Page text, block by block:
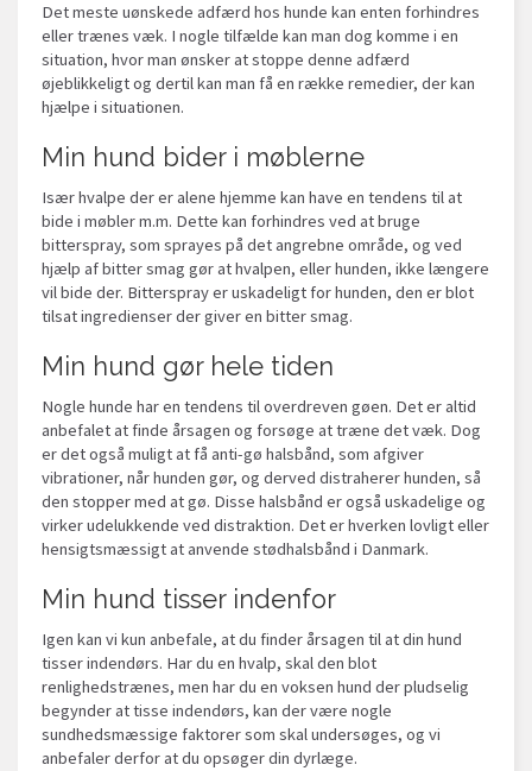
Det meste uønskede adfærd hos hunde kan enten forhindres
eller trænes væk. I nogle tilfælde kan man dog komme i en
situation, hvor man ønsker at stoppe denne adfærd
øjeblikkeligt og dertil kan man få en række remedier, der kan
hjælpe i situationen.
Min hund bider i møblerne
Især hvalpe der er alene hjemme kan have en tendens til at
bide i møbler m.m. Dette kan forhindres ved at bruge
bitterspray, som sprayes på det angrebne område, og ved
hjælp af bitter smag gør at hvalpen, eller hunden, ikke længere
vil bide der. Bitterspray er uskadeligt for hunden, den er blot
tilsat ingredienser der giver en bitter smag.
Min hund gør hele tiden
Nogle hunde har en tendens til overdreven gøen. Det er altid
anbefalet at finde årsagen og forsøge at træne det væk. Dog
er det også muligt at få anti-gø halsbånd, som afgiver
vibrationer, når hunden gør, og derved distraherer hunden, så
den stopper med at gø. Disse halsbånd er også uskadelige og
virker udelukkende ved distraktion. Det er hverken lovligt eller
hensigtsmæssigt at anvende stødhalsbånd i Danmark.
Min hund tisser indenfor
Igen kan vi kun anbefale, at du finder årsagen til at din hund
tisser indendørs. Har du en hvalp, skal den blot
renlighedstrænes, men har du en voksen hund der pludselig
begynder at tisse indendørs, kan der være nogle
sundhedsmæssige faktorer som skal undersøges, og vi
anbefaler derfor at du opsøger din dyrlæge.